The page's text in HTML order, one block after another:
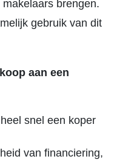
brengen.
gebruik van dit
aan een
snel een koper
van financiering,